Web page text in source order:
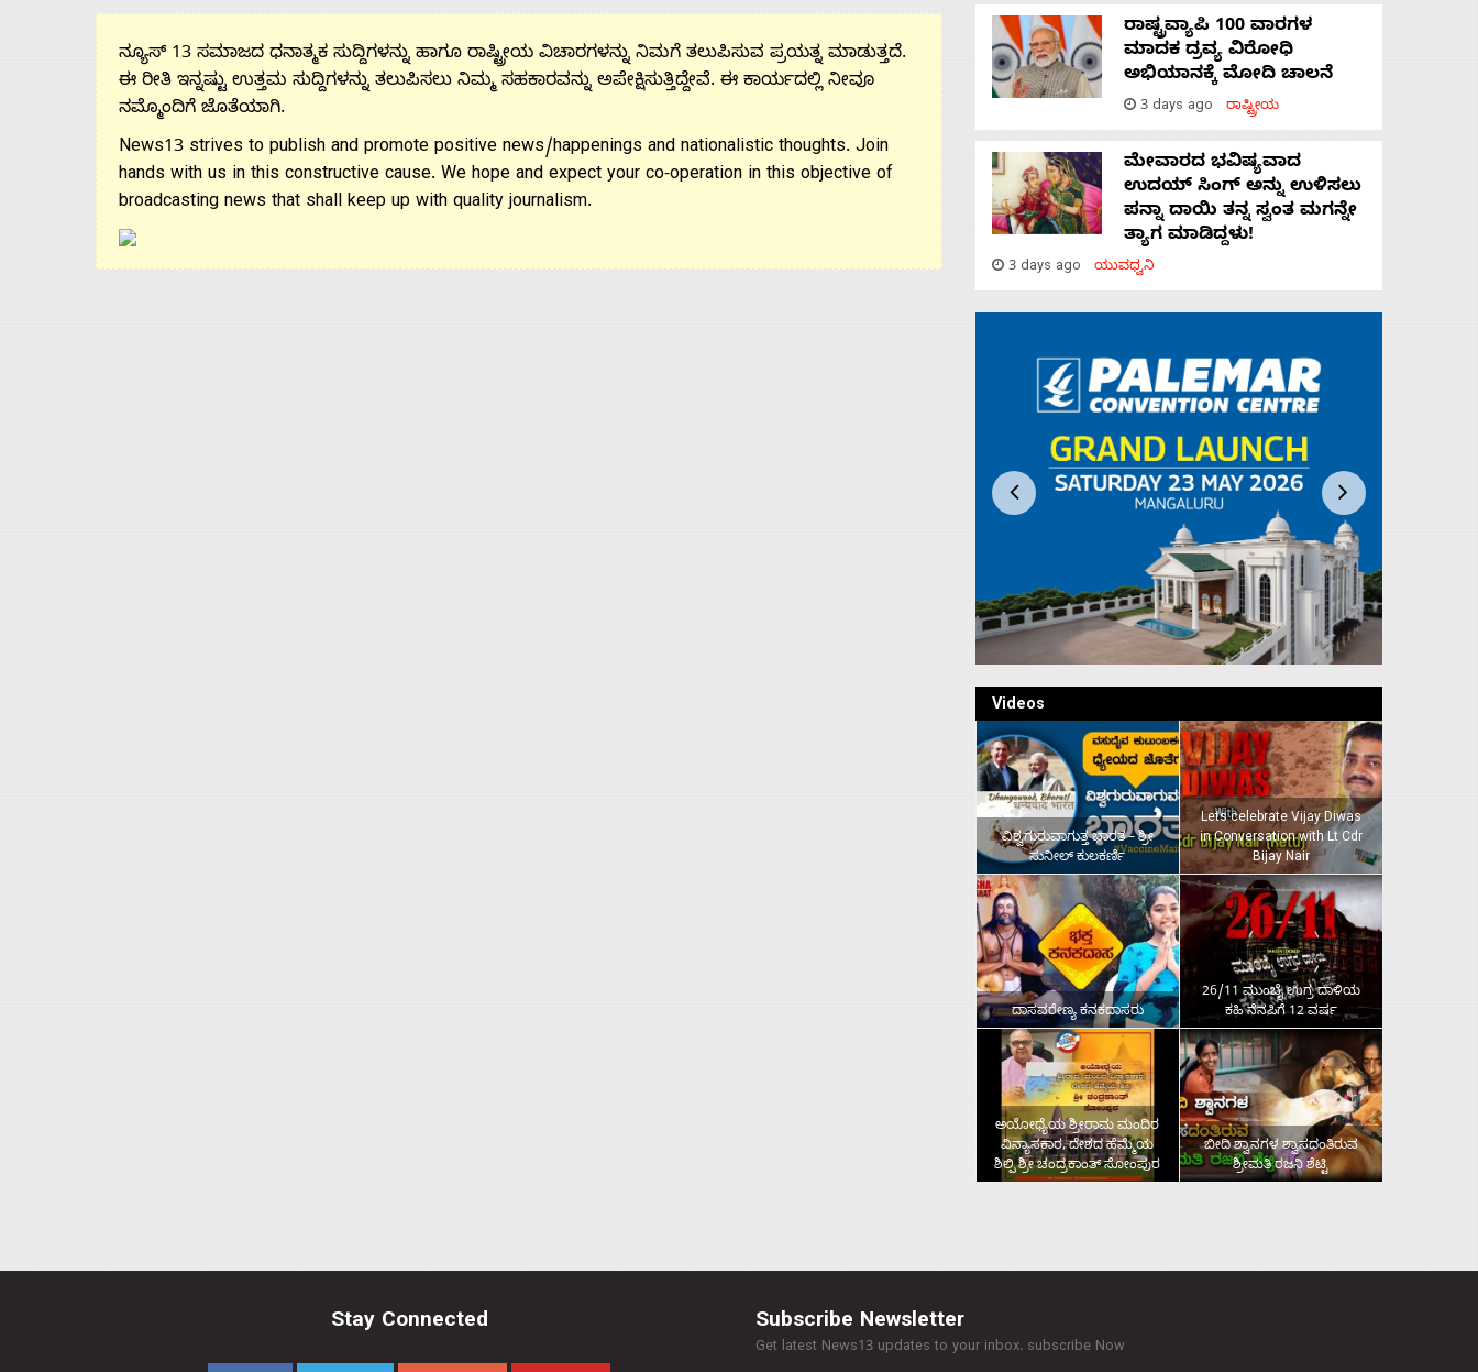
ನ್ಯೂಸ್ 13 ಸಮಾಜದ ಧನಾತ್ಮಕ ಸುದ್ದಿಗಳನ್ನು ಹಾಗೂ ರಾಷ್ಟ್ರೀಯ ವಿಚಾರಗಳನ್ನು ನಿಮಗೆ ತಲುಪಿಸುವ ಪ್ರಯತ್ನ ಮಾಡುತ್ತದೆ.
ಈ ರೀತಿ ಇನ್ನಷ್ಟು ಉತ್ತಮ ಸುದ್ದಿಗಳನ್ನು ತಲುಪಿಸಲು ನಿಮ್ಮ ಸಹಕಾರವನ್ನು ಅಪೇಕ್ಷಿಸುತ್ತಿದ್ದೇವೆ. ಈ ಕಾರ್ಯದಲ್ಲಿ ನೀವೂ
ನಮ್ಮೊಂದಿಗೆ ಜೊತೆಯಾಗಿ.
News13 strives to publish and promote positive news/happenings and nationalistic thoughts. Join
hands with us in this constructive cause. We hope and expect your co-operation in this objective of
broadcasting news that shall keep up with quality journalism.
ರಾಷ್ಟ್ರವ್ಯಾಪಿ 100 ವಾರಗಳ
ಮಾದಕ ದ್ರವ್ಯ ವಿರೋಧಿ
ಅಭಿಯಾನಕ್ಕೆ ಮೋದಿ ಚಾಲನೆ
3 days ago ರಾಷ್ಟ್ರೀಯ
ಮೇವಾರದ ಭವಿಷ್ಯವಾದ
ಉದಯ್ ಸಿಂಗ್ ಅನ್ನು ಉಳಿಸಲು
ಪನ್ನಾ ದಾಯಿ ತನ್ನ ಸ್ವಂತ ಮಗನ್ನೇ
ತ್ಯಾಗ ಮಾಡಿದ್ದಳು!
3 days ago ಯುವಧ್ವನಿ
Videos
ವಿಶ್ವಗುರುವಾಗುತ್ತ ಭಾರತ – ಶ್ರೀ
ಸುನೀಲ್‌ ಕುಲಕರ್ಣಿ
Lets celebrate Vijay Diwas
in Conversation with Lt Cdr
Bijay Nair
ದಾಸವರೇಣ್ಯ ಕನಕದಾಸರು
26/11 ಮುಂಬೈ ಉಗ್ರ ದಾಳಿಯ
ಕಹಿ ನೆನಪಿಗೆ 12 ವರ್ಷ
ಅಯೋಧ್ಯೆಯ ಶ್ರೀರಾಮ ಮಂದಿರ
ವಿನ್ಯಾಸಕಾರ, ದೇಶದ ಹೆಮ್ಮೆಯ
ಶಿಲ್ಪಿ ಶ್ರೀ ಚಂದ್ರಕಾಂತ್‌ ಸೋಂಪುರ
ಬೀದಿ ಶ್ವಾನಗಳ ಶ್ವಾಸದಂತಿರುವ
ಶ್ರೀಮತಿ ರಜನಿ ಶೆಟ್ಟಿ
Stay Connected Subscribe Newsletter
Get latest News13 updates to your inbox. subscribe Now